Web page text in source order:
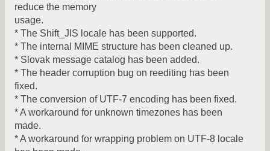
reduce the memory
usage.
* The Shift_JIS locale has been supported.
* The internal MIME structure has been cleaned up.
* Slovak message catalog has been added.
* The header corruption bug on reediting has been
fixed.
* The conversion of UTF-7 encoding has been fixed.
* A workaround for unknown timezones has been
made.
* A workaround for wrapping problem on UTF-8 locale